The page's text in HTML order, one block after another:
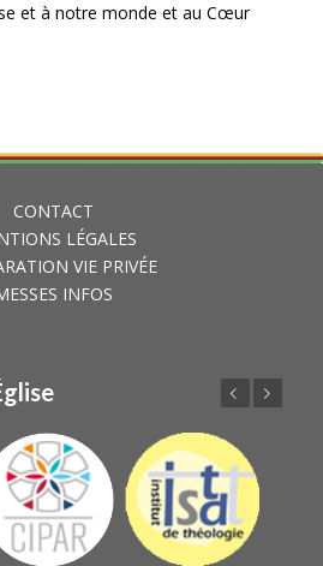
et à notre monde et au Cœur
CONTACT
LÉGALES
VIE PRIVÉE
INFOS